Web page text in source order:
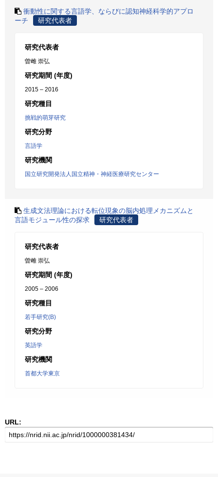
衝動性に関する言語学、ならびに認知神経科学的アプロ
ーチ
研究代表者
研究代表者
曽雌 崇弘
研究期間 (年度)
2015 – 2016
研究種目
挑戦的萌芽研究
研究分野
言語学
研究機関
国立研究開発法人国立精神・神経医療研究センター
生成文法理論における転位現象の脳内処理メカニズムと
言語モジュール性の探求
研究代表者
研究代表者
曽雌 崇弘
研究期間 (年度)
2005 – 2006
研究種目
若手研究(B)
研究分野
英語学
研究機関
首都大学東京
URL: